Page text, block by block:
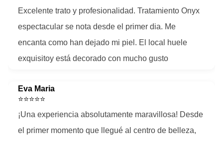
Excelente trato y profesionalidad. Tratamiento Onyx
espectacular se nota desde el primer dia. Me
encanta como han dejado mi piel. El local huele
exquisitoy está decorado con mucho gusto
Eva Maria
⭐⭐⭐⭐⭐
¡Una experiencia absolutamente maravillosa! Desde
el primer momento que llegué al centro de belleza,